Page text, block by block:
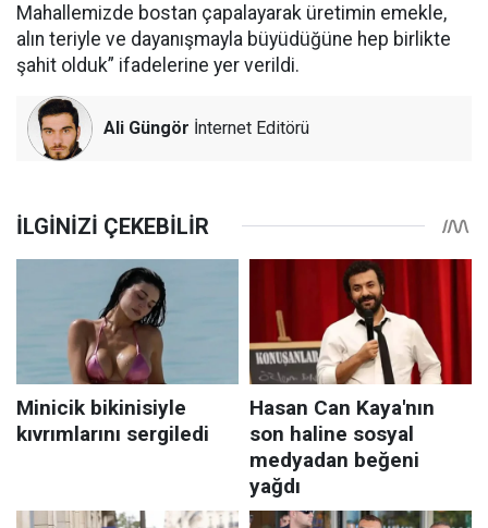
Mahallemizde bostan çapalayarak üretimin emekle,
alın teriyle ve dayanışmayla büyüdüğüne hep birlikte
şahit olduk” ifadelerine yer verildi.
Ali Güngör İnternet Editörü